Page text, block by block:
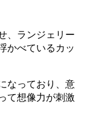
、ランジェリー
かべているカッ
なっており、意
て想像力が刺激